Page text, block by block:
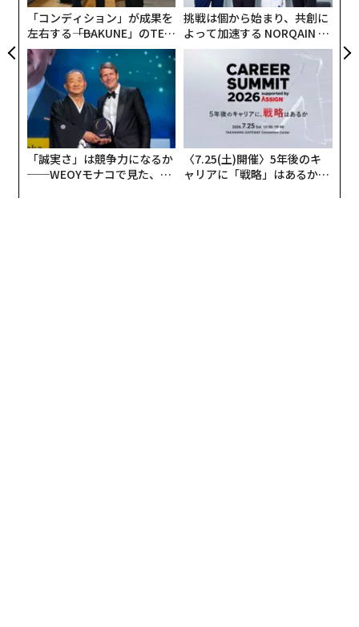
「コンディション」が成果を
左右する――「BAKUNE」のTEN
TIALが支える「挑戦者の明
日」
挑戦は個から始まり、共創に
よって加速する NORQAIN JA
PAN 特別座談会
「誠実さ」は競争力になるか
──WEOYモナコで見た、く
〈7.25(土)開催〉5年後のキ
ャリアに「戦略」はあるか。